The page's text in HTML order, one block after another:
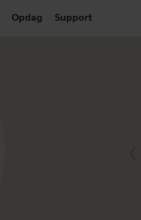
Opdag Support